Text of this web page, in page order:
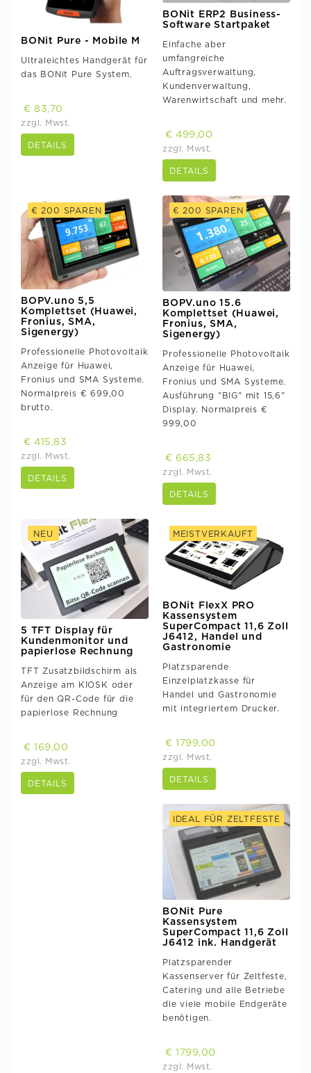
BONit Pure - Mobile M
Ultraleichtes Handgerät für
das BONit Pure System.
€ 83,70
zzgl. Mwst.
DETAILS
BONit ERP2 Business-
Software Startpaket
Einfache aber
umfangreiche
Auftragsverwaltung,
Kundenverwaltung,
Warenwirtschaft und mehr.
€ 499,00
zzgl. Mwst.
DETAILS
€ 200 SPAREN
BOPV.uno 5,5
Komplettset (Huawei,
Fronius, SMA,
Sigenergy)
Professionelle Photovoltaik
Anzeige für Huawei,
Fronius und SMA Systeme.
Normalpreis € 699,00
brutto.
€ 415,83
zzgl. Mwst.
DETAILS
€ 200 SPAREN
BOPV.uno 15.6
Komplettset (Huawei,
Fronius, SMA,
Sigenergy)
Professionelle Photovoltaik
Anzeige für Huawei,
Fronius und SMA Systeme.
Ausführung "BIG" mit 15,6"
Display. Normalpreis €
999,00
€ 665,83
zzgl. Mwst.
DETAILS
NEU
5 TFT Display für
Kundenmonitor und
papierlose Rechnung
TFT Zusatzbildschirm als
Anzeige am KIOSK oder
für den QR-Code für die
papierlose Rechnung
€ 169,00
zzgl. Mwst.
DETAILS
MEISTVERKAUFT
BONit FlexX PRO
Kassensystem
SuperCompact 11,6 Zoll
J6412, Handel und
Gastronomie
Platzsparende
Einzelplatzkasse für
Handel und Gastronomie
mit integriertem Drucker.
€ 1799,00
zzgl. Mwst.
DETAILS
IDEAL FÜR ZELTFESTE
BONit Pure
Kassensystem
SuperCompact 11,6 Zoll
J6412 ink. Handgerät
Platzsparender
Kassenserver für Zeltfeste,
Catering und alle Betriebe
die viele mobile Endgeräte
benötigen.
€ 1799,00
zzgl. Mwst.